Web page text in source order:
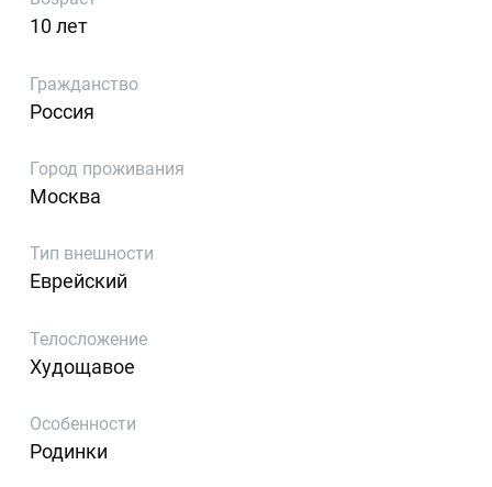
10 лет
Гражданство
Россия
Город проживания
Москва
Тип внешности
Еврейский
Телосложение
Худощавое
Особенности
Родинки